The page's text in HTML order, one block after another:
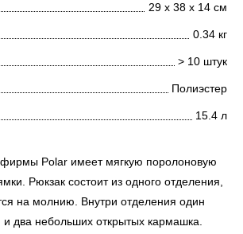
29 х 38 х 14 см
0.34 кг
> 10 штук
Полиэстер
15.4 л
фирмы Polar имеет мягкую поролоновую
Рюкзак состоит из одного отделения,
на молнию. Внутри отделения один
два небольших открытых кармашка.